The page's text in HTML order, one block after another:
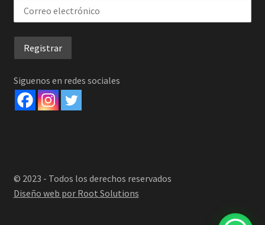
Siguenos en redes sociales
© 2023 - Todos los derechos reservados
Diseño web por Root Solutions